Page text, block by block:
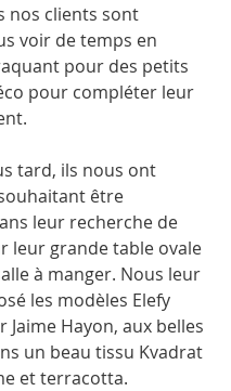
nos clients sont
voir de temps en
pour des petits
pour compléter leur
tard, ils nous ont
être
leur recherche de
leur grande table ovale
à manger. Nous leur
les modèles Elefy
Jaime Hayon, aux belles
un beau tissu Kvadrat
et terracotta.